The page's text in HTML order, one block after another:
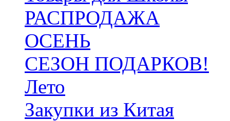
РАСПРОДАЖА
ОСЕНЬ
СЕЗОН ПОДАРКОВ!
Лето
Закупки из Китая